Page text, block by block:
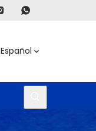
Español